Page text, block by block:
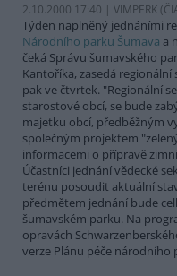
2.10.2000 17:40 | VIMPERK (
Týden naplněný jednáními
Národního parku Šumava a
čeká Správu šumavského
Kantoříka, zasedá regionální
pak ve čtvrtek. "Regionální
starostové obcí, se bude
majetku obcí, předběžným
společným projektem
informacemi o přípravě
Účastníci jednání vědecké
terénu posoudit aktuální
předmětem jednání bude
šumavském parku. Na
opravách
verze Plánu péče národního